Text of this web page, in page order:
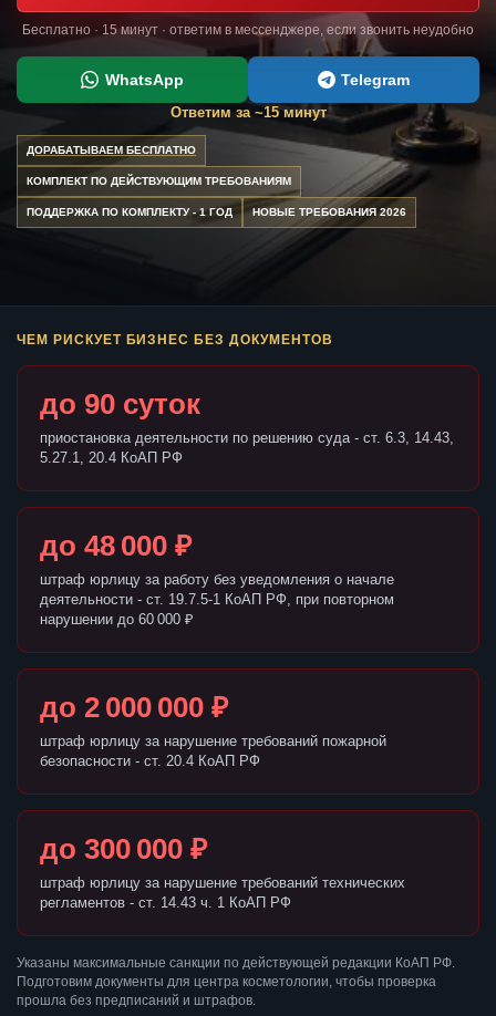
Бесплатно · 15 минут · ответим в мессенджере, если звонить неудобно
WhatsApp Telegram
Ответим за ~15 минут
ДОРАБАТЫВАЕМ БЕСПЛАТНО
КОМПЛЕКТ ПО ДЕЙСТВУЮЩИМ ТРЕБОВАНИЯМ
ПОДДЕРЖКА ПО КОМПЛЕКТУ - 1 ГОД НОВЫЕ ТРЕБОВАНИЯ 2026
ЧЕМ РИСКУЕТ БИЗНЕС БЕЗ ДОКУМЕНТОВ
до 90 суток
приостановка деятельности по решению суда - ст. 6.3, 14.43,
5.27.1, 20.4 КоАП РФ
до 48 000 ₽
штраф юрлицу за работу без уведомления о начале
деятельности - ст. 19.7.5-1 КоАП РФ, при повторном
нарушении до 60 000 ₽
до 2 000 000 ₽
штраф юрлицу за нарушение требований пожарной
безопасности - ст. 20.4 КоАП РФ
до 300 000 ₽
штраф юрлицу за нарушение требований технических
регламентов - ст. 14.43 ч. 1 КоАП РФ
Указаны максимальные санкции по действующей редакции КоАП РФ.
Подготовим документы для центра косметологии, чтобы проверка
прошла без предписаний и штрафов.